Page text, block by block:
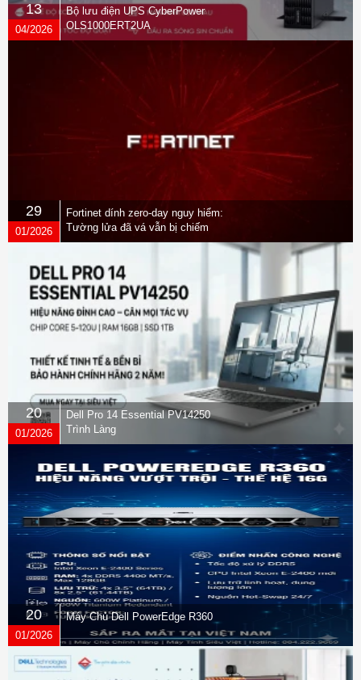
13
04/2026
Bộ lưu điện UPS CyberPower
OLS1000ERT2UA
29
01/2026
Fortinet dính zero-day nguy hiểm:
Tường lửa đã vá vẫn bị chiếm
quyền
20
01/2026
Dell Pro 14 Essential PV14250
Trình Làng
20
01/2026
Máy Chủ Dell PowerEdge R360